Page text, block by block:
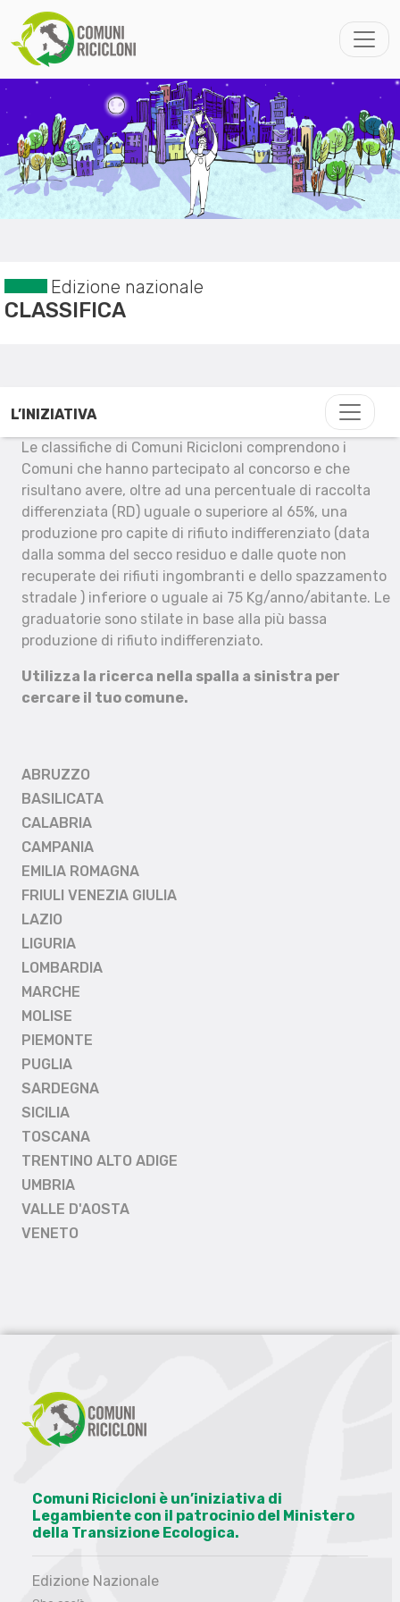
Edizione nazionale
CLASSIFICA
L’INIZIATIVA
Le classifiche di Comuni Ricicloni comprendono i
Comuni che hanno partecipato al concorso e che
risultano avere, oltre ad una percentuale di raccolta
differenziata (RD) uguale o superiore al 65%, una
produzione pro capite di rifiuto indifferenziato (data
dalla somma del secco residuo e dalle quote non
recuperate dei rifiuti ingombranti e dello spazzamento
stradale ) inferiore o uguale ai 75 Kg/anno/abitante. Le
graduatorie sono stilate in base alla più bassa
produzione di rifiuto indifferenziato.
Utilizza la ricerca nella spalla a sinistra per
cercare il tuo comune.
ABRUZZO
BASILICATA
CALABRIA
CAMPANIA
EMILIA ROMAGNA
FRIULI VENEZIA GIULIA
LAZIO
LIGURIA
LOMBARDIA
MARCHE
MOLISE
PIEMONTE
PUGLIA
SARDEGNA
SICILIA
TOSCANA
TRENTINO ALTO ADIGE
UMBRIA
VALLE D'AOSTA
VENETO
Comuni Ricicloni è un’iniziativa di
Legambiente con il patrocinio del Ministero
della Transizione Ecologica.
Edizione Nazionale